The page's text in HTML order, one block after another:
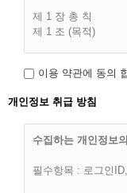
제 1 장 총 칙
제 1 조 (목적)
고객(이하 “회원”)간
으로 규정함을 목적
이용 약관에 동의
개인정보 취급 방침
수집하는 개인정보
필수항목 : 로그인